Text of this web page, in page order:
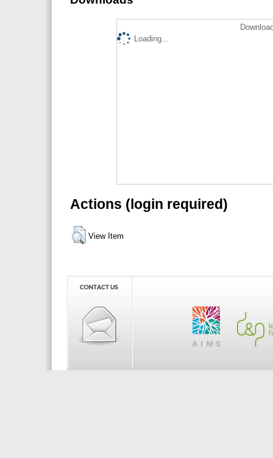
Loading...
Actions (login required)
View Item